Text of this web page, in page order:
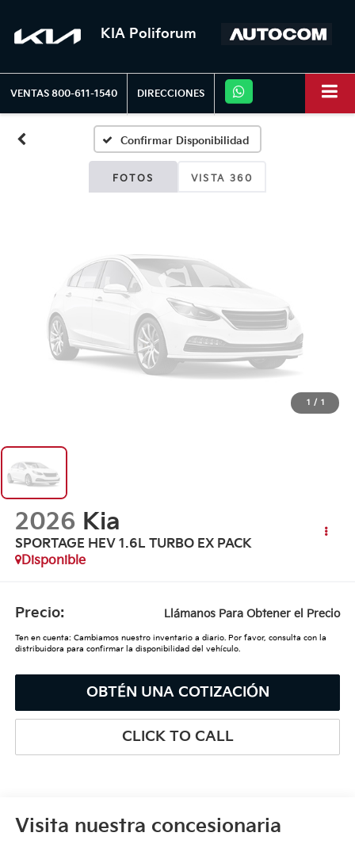
KIA Poliforum
VENTAS 800-611-1540 DIRECCIONES
Confirmar Disponibilidad
FOTOS VISTA 360
Disponibles
Por favor, revise luego
1 / 1
2026 Kia
SPORTAGE HEV 1.6L TURBO EX PACK
Disponible
Precio: Llámanos Para Obtener el Precio
Ten en cuenta: Cambiamos nuestro inventario a diario. Por favor, consulta con la
distribuidora para confirmar la disponibilidad del vehículo.
OBTÉN UNA COTIZACIÓN
CLICK TO CALL
Visita nuestra concesionaria